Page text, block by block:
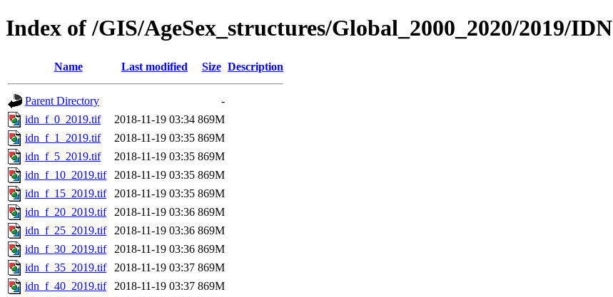
Index of /GIS/AgeSex_structures/Global_2000_2020/2019/IDN
Name Last modified Size Description
Parent Directory
-
idn_f_0_2019.tif
2018-11-19 03:34 869M
idn_f_1_2019.tif
2018-11-19 03:35 869M
idn_f_5_2019.tif
2018-11-19 03:35 869M
idn_f_10_2019.tif
2018-11-19 03:35 869M
idn_f_15_2019.tif
2018-11-19 03:35 869M
idn_f_20_2019.tif
2018-11-19 03:36 869M
idn_f_25_2019.tif
2018-11-19 03:36 869M
idn_f_30_2019.tif
2018-11-19 03:36 869M
idn_f_35_2019.tif
2018-11-19 03:37 869M
idn_f_40_2019.tif
2018-11-19 03:37 869M